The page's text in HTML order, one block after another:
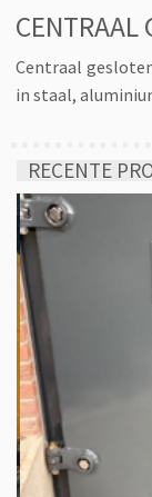
CENTRAAL
Centraal
in staal,
RECENTE